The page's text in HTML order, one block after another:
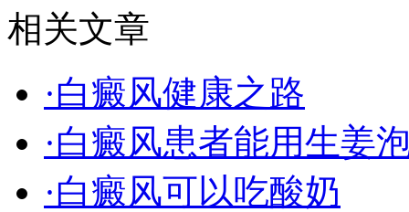
相关文章
·白癜风健康之路
·白癜风患者能用生姜
·白癜风可以吃酸奶